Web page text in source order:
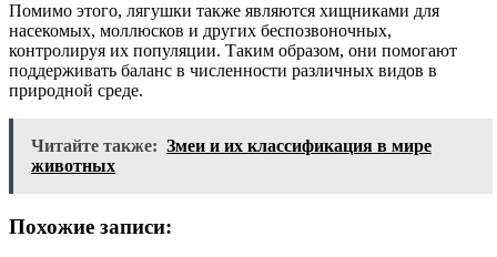
Помимо этого, лягушки также являются хищниками для
насекомых, моллюсков и других беспозвоночных,
контролируя их популяции. Таким образом, они помогают
поддерживать баланс в численности различных видов в
природной среде.
Читайте также: Змеи и их классификация в мире
животных
Похожие записи: